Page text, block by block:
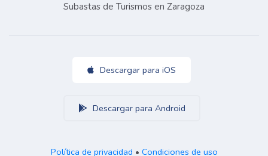
Subastas de Turismos en Zaragoza
Descargar para iOS
Descargar para Android
Política de privacidad • Condiciones de uso